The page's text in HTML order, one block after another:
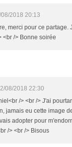
2018 20:13
merci pour ce partage.
<br /> Bonne soirée
08/2018 22:30
/> <br /> J'ai
jamais eu cette image
adopter pour
/> <br /> Bisous